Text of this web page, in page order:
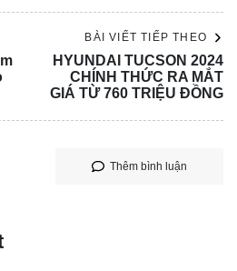
sang nào.
cùng cánh gió sau điều khiển
đẹp thể thao của Panamera
BÀI VIẾT TIẾP THEO
HYUNDAI TUCSON 2024
CHÍNH THỨC RA MẮT
GIÁ TỪ 760 TRIỆU ĐỒNG
Thêm bình luận